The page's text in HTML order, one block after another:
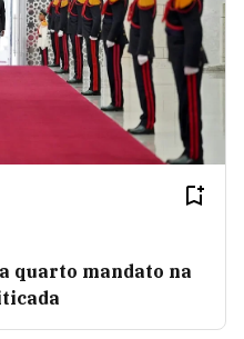
quarto mandato na